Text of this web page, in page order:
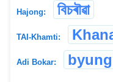
Hajong: বিচৰৗৱা
TAI-Khamti:
Adi Bokar: